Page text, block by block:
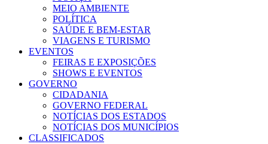
MEIO AMBIENTE
POLÍTICA
SAÚDE E BEM-ESTAR
VIAGENS E TURISMO
EVENTOS
FEIRAS E EXPOSIÇÕES
SHOWS E EVENTOS
GOVERNO
CIDADANIA
GOVERNO FEDERAL
NOTÍCIAS DOS ESTADOS
NOTÍCIAS DOS MUNICÍPIOS
CLASSIFICADOS